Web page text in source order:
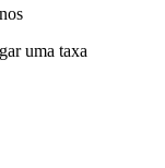
uma taxa